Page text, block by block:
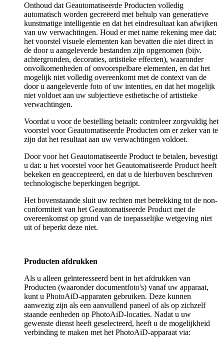
Onthoud dat Geautomatiseerde Producten volledig
automatisch worden gecreëerd met behulp van generatieve
kunstmatige intelligentie en dat het eindresultaat kan afwijken
van uw verwachtingen. Houd er met name rekening mee dat:
het voorstel visuele elementen kan bevatten die niet direct in
de door u aangeleverde bestanden zijn opgenomen (bijv.
achtergronden, decoraties, artistieke effecten), waaronder
onvolkomenheden of onvoorspelbare elementen, en dat het
mogelijk niet volledig overeenkomt met de context van de
door u aangeleverde foto of uw intenties, en dat het mogelijk
niet voldoet aan uw subjectieve esthetische of artistieke
verwachtingen.
Voordat u voor de bestelling betaalt: controleer zorgvuldig het
voorstel voor Geautomatiseerde Producten om er zeker van te
zijn dat het resultaat aan uw verwachtingen voldoet.
Door voor het Geautomatiseerde Product te betalen, bevestigt
u dat: u het voorstel voor het Geautomatiseerde Product heeft
bekeken en geaccepteerd, en dat u de hierboven beschreven
technologische beperkingen begrijpt.
Het bovenstaande sluit uw rechten met betrekking tot de non-
conformiteit van het Geautomatiseerde Product met de
overeenkomst op grond van de toepasselijke wetgeving niet
uit of beperkt deze niet.
Producten afdrukken
Als u alleen geïnteresseerd bent in het afdrukken van
Producten (waaronder documentfoto's) vanaf uw apparaat,
kunt u PhotoAiD-apparaten gebruiken. Deze kunnen
aanwezig zijn als een aanvullend paneel of als op zichzelf
staande eenheden op PhotoAiD-locaties. Nadat u uw
gewenste dienst heeft geselecteerd, heeft u de mogelijkheid
verbinding te maken met het PhotoAiD-apparaat via: